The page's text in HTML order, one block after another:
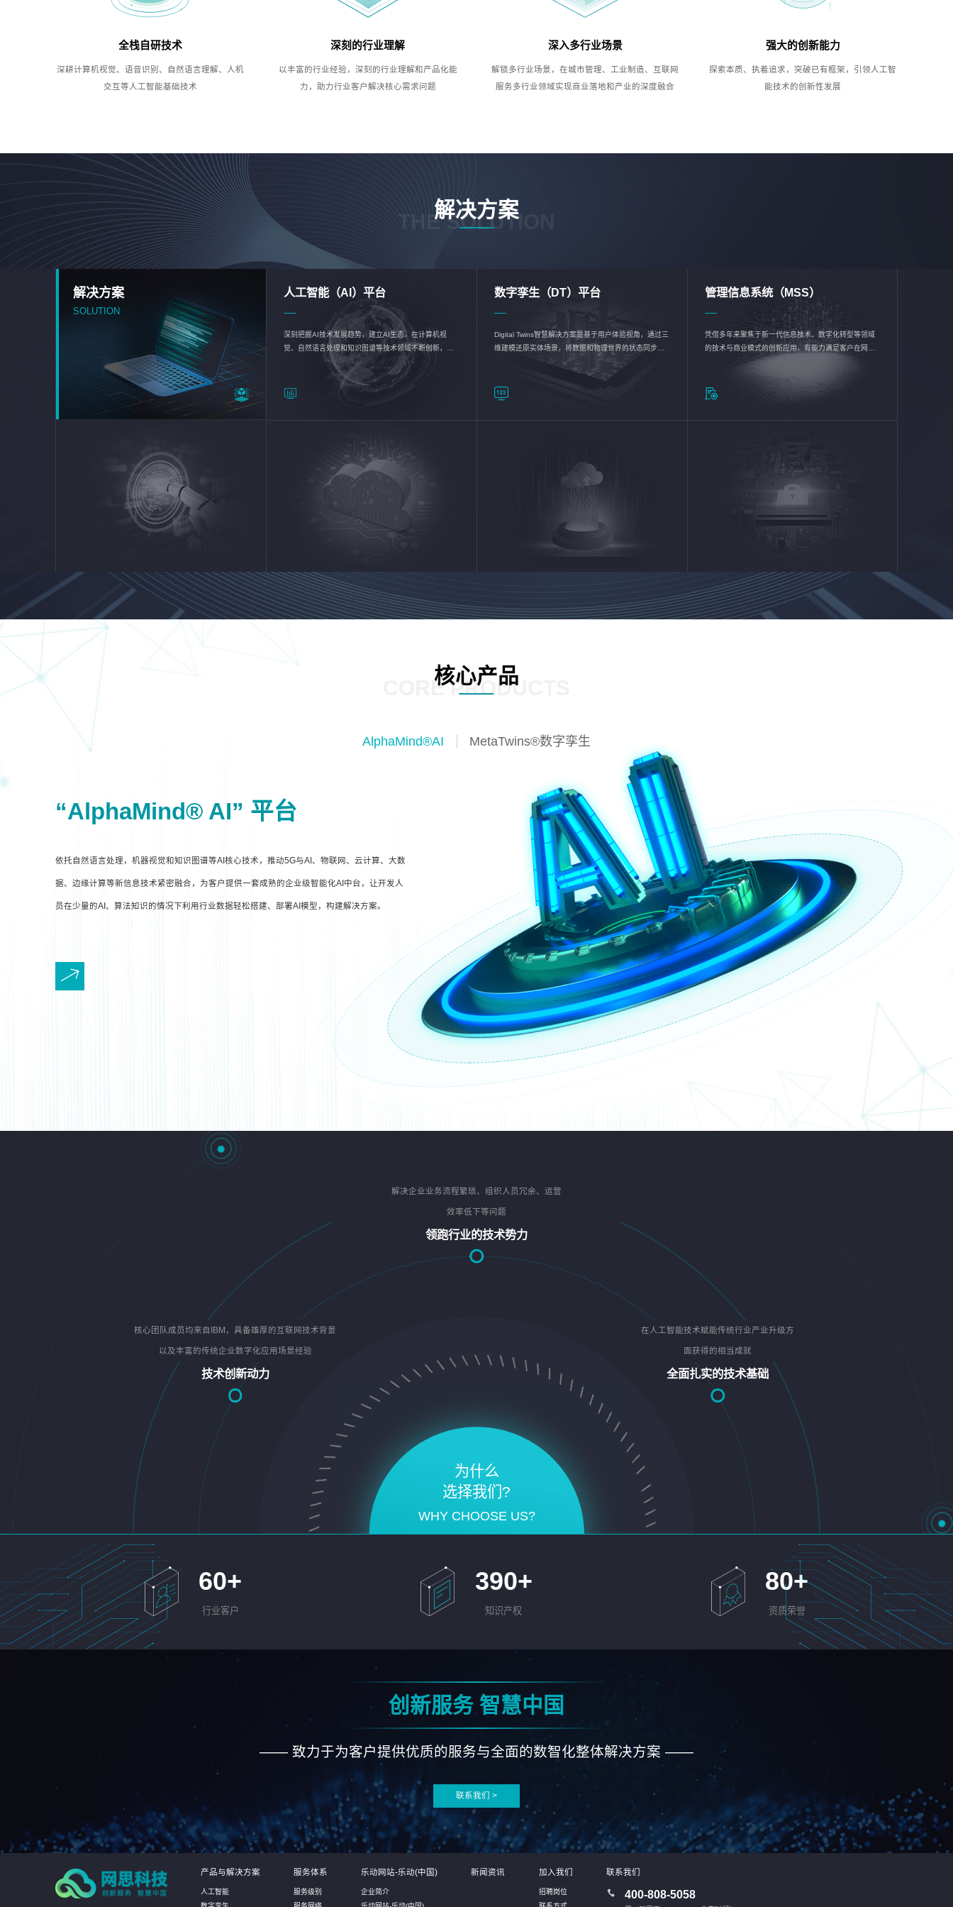
全栈自研技术
深耕计算机视觉、语音识别、自然语言理解、人机
交互等人工智能基础技术
深刻的行业理解
以丰富的行业经验，深刻的行业理解和产品化能
力，助力行业客户解决核心需求问题
深入多行业场景
解锁多行业场景，在城市管理、工业制造、互联网
服务多行业领域实现商业落地和产业的深度融合
强大的创新能力
探索本质、执着追求，突破已有框架，引领人工智
能技术的创新性发展
解决方案
THE SOLUTION
解决方案
SOLUTION
人工智能（AI）平台
深刻把握AI技术发展趋势，建立AI生态，在计算机视
觉、自然语言处理和知识图谱等技术领域不断创新，持
续优化企业数智化转型加速器—AlphaMind®AI能力开放
数字孪生（DT）平台
Digital Twins智慧解决方案是基于用户体验视角，通过三
维建模还原实体场景，将数据和物理世界的状态同步呈
现，使用户对关键数据有更直观的感受，推动各行业完
成智能化转型，实现新旧动能的转换
管理信息系统（MSS）
凭借多年来聚焦于新一代信息技术、数字化转型等领域
的技术与商业模式的创新应用，有能力满足客户在网络
优化、运营维护和信息安全防护等方面的需求，为客户
核心产品
CORE PRODUCTS
AlphaMind®AI MetaTwins®数字孪生
“AlphaMind® AI” 平台
依托自然语言处理，机器视觉和知识图谱等AI核心技术，推动5G与AI、物联网、云计算、大数
据、边缘计算等新信息技术紧密融合，为客户提供一套成熟的企业级智能化AI中台，让开发人
员在少量的AI、算法知识的情况下利用行业数据轻松搭建、部署AI模型，构建解决方案。
为什么
选择我们?
WHY CHOOSE US?
核心团队成员均来自IBM，具备雄厚的互联网技术背景
以及丰富的传统企业数字化应用场景经验
技术创新动力
解决企业业务流程繁琐、组织人员冗余、运营
效率低下等问题
领跑行业的技术势力
在人工智能技术赋能传统行业产业升级方
面获得的相当成就
全面扎实的技术基础
60+
行业客户
390+
知识产权
80+
资质荣誉
创新服务 智慧中国
—— 致力于为客户提供优质的服务与全面的数智化整体解决方案 ——
联系我们 >
产品与解决方案
人工智能
服务体系
服务级别
乐动网站-乐动(中国)
企业简介
新闻资讯 加入我们
招聘岗位
联系我们
400-808-5058